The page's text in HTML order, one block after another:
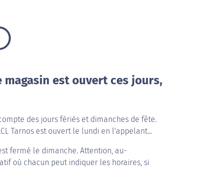
est ouvert ces jours,
des jours fériés et dimanches de fête.
Tarnos est ouvert le lundi en l'appelant...
fermé le dimanche. Attention, au-
où chacun peut indiquer les horaires, si